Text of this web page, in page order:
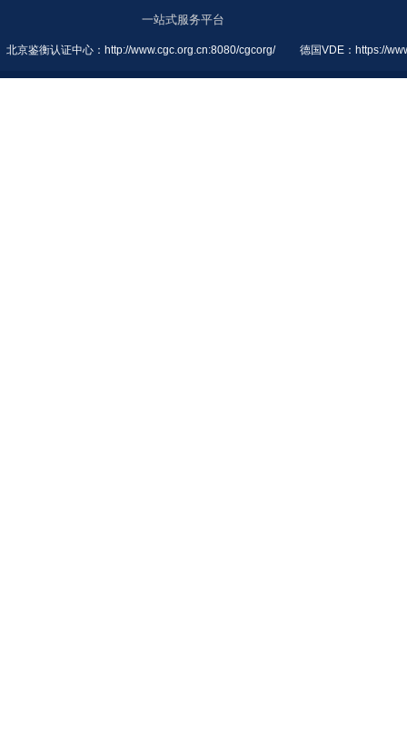
一站式服务平台
北京鉴衡认证中心： http://www.cgc.org.cn:8080/cgcorg/ 德国VDE： https://